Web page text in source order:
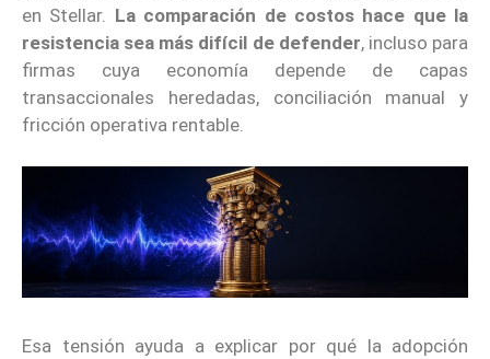
en Stellar. La comparación de costos hace que la
resistencia sea más difícil de defender, incluso para
firmas cuya economía depende de capas
transaccionales heredadas, conciliación manual y
fricción operativa rentable.
Esa tensión ayuda a explicar por qué la adopción